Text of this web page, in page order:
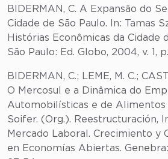
BIDERMAN, C. A Expansão do
Cidade de São Paulo. In: Tamas
Histórias Econômicas da Cidade
São Paulo: Ed. Globo, 2004, v. 1,
BIDERMAN, C.; LEME, M. C.;
O Mercosul e a Dinâmica do
Automobilísticas e de Alimentos
Soifer. (Org.). Reestructuración,
Mercado Laboral. Crecimiento y
en Economías Abiertas. Genebra: